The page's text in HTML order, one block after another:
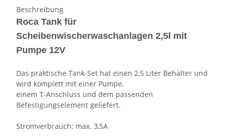
Beschreibung
Roca Tank für
Scheibenwischerwaschanlagen 2,5l mit
Pumpe 12V
Das praktische Tank-Set hat einen 2,5 Liter Behälter und
wird komplett mit einer Pumpe,
einem T-Anschluss und dem passenden
Befestigungselement geliefert.
Stromverbrauch: max. 3,5A